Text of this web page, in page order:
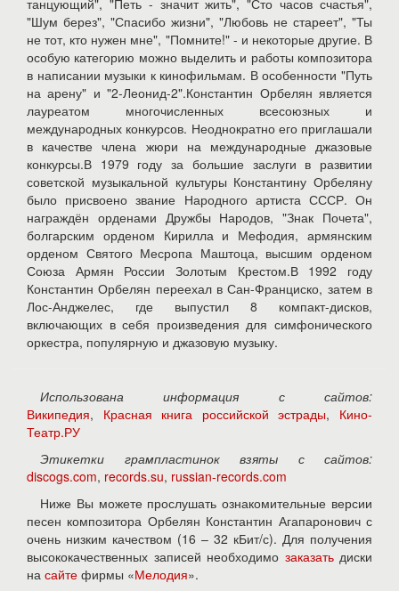
танцующий", "Петь - значит жить", "Сто часов счастья",
"Шум берез", "Спасибо жизни", "Любовь не стареет", "Ты
не тот, кто нужен мне", "Помните!" - и некоторые другие. В
особую категорию можно выделить и работы композитора
в написании музыки к кинофильмам. В особенности "Путь
на арену" и "2-Леонид-2".Константин Орбелян является
лауреатом многочисленных всесоюзных и
международных конкурсов. Неоднократно его приглашали
в качестве члена жюри на международные джазовые
конкурсы.В 1979 году за большие заслуги в развитии
советской музыкальной культуры Константину Орбеляну
было присвоено звание Народного артиста СССР. Он
награждён орденами Дружбы Народов, "Знак Почета",
болгарским орденом Кирилла и Мефодия, армянским
орденом Святого Месропа Маштоца, высшим орденом
Союза Армян России Золотым Крестом.В 1992 году
Константин Орбелян переехал в Сан-Франциско, затем в
Лос-Анджелес, где выпустил 8 компакт-дисков,
включающих в себя произведения для симфонического
оркестра, популярную и джазовую музыку.
Использована информация с сайтов:
Википедия, Красная книга российской эстрады, Кино-
Театр.РУ
Этикетки грампластинок взяты с сайтов:
discogs.com, records.su, russian-records.com
Ниже Вы можете прослушать ознакомительные версии
песен композитора Орбелян Константин Агапаронович с
очень низким качеством (16 – 32 кБит/с). Для получения
высококачественных записей необходимо заказатьдиски
на сайте фирмы «Мелодия».